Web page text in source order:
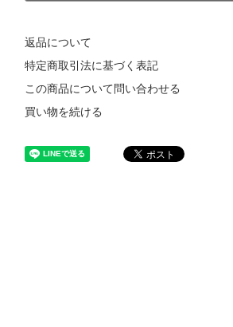
返品について
特定商取引法に基づく表記
この商品について問い合わせる
買い物を続ける